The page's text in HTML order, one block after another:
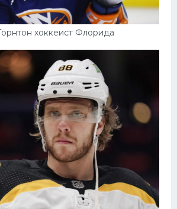
хоккеист Флорида